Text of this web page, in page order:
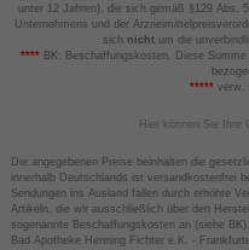
unter 12 Jahren), die sich gemäß §129 Abs.
Unternehmens und der
sich nicht um die
****BK: Beschaffungskosten. Diese
*****verw.
Hier können Sie Ihre
Die angegebenen Preise beinhalten die
innerhalb Deutschlands ist versandkostenfrei
Sendungen ins Ausland fallen durch erhöhte
Artikeln, die wir ausschließlich über den
sogenannte Beschaffungskosten an (siehe BK).
Bad Apotheke Henning Fichter e.K. -